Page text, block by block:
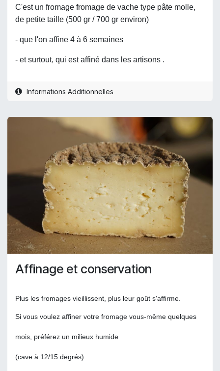
C'est un fromage fromage de vache type pâte molle,
de petite taille (500 gr / 700 gr environ)
- que l'on affine 4 à 6 semaines
- et surtout, qui est affiné dans les artisons .
Informations Additionnelles
Affinage et conservation
Plus les fromages vieillissent, plus leur goût s'affirme.
Si vous voulez affiner votre fromage vous-même quelques
mois, préférez un milieux humide
(cave à 12/15 degrés)